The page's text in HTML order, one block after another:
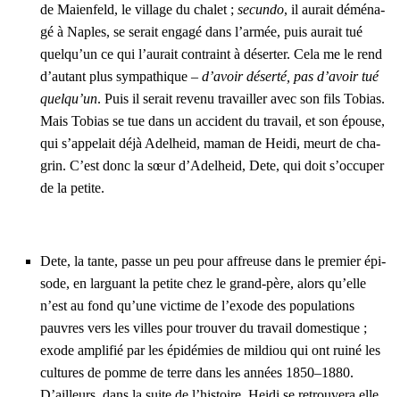
de Maien­feld, le vil­lage du cha­let ; secun­do, il aurait démé­na­
gé à Naples, se serait enga­gé dans l’ar­mée, puis aurait tué
quel­qu’un ce qui l’au­rait contraint à déser­ter. Cela me le rend
d’au­tant plus sym­pa­thique – d’a­voir déser­té, pas d’a­voir tué
quel­qu’un. Puis il serait reve­nu tra­vailleravec son fils Tobias.
Mais Tobias se tue dans un acci­dent du tra­vail, et son épouse,
qui s’ap­pe­lait déjà Adel­heid, maman de Hei­di, meurt de cha­
grin. C’est donc la sœur d’A­del­heid, Dete, qui doit s’oc­cu­per
de la petite.
Dete, la tante, passe un peu pour affreuse dans le pre­mier épi­
sode, en lar­guant la petite chez le grand-père, alors qu’elle
n’est au fond qu’une vic­time de l’exode des popu­la­tions
pauvres vers les villes pour trou­ver du tra­vail domes­tique ;
exode ampli­fié par les épi­dé­mies de mil­diou qui ont rui­né les
cultures de pomme de terre dans les années 1850–1880.